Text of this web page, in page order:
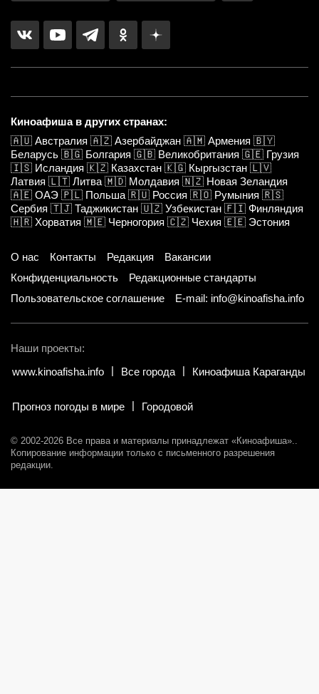
Киноафиша в других странах:
🇦🇺 Австралия 🇦🇿 Азербайджан 🇦🇲 Армения 🇧🇾
Беларусь 🇧🇬 Болгария 🇬🇧 Великобритания 🇬🇪 Грузия
🇮🇸 Исландия 🇰🇿 Казахстан 🇰🇬 Кыргызстан 🇱🇻
Латвия 🇱🇹 Литва 🇲🇩 Молдавия 🇳🇿 Новая Зеландия
🇦🇪 ОАЭ 🇵🇱 Польша 🇷🇺 Россия 🇷🇴 Румыния 🇷🇸
Сербия 🇹🇯 Таджикистан 🇺🇿 Узбекистан 🇫🇮 Финляндия
🇭🇷 Хорватия 🇲🇪 Черногория 🇨🇿 Чехия 🇪🇪 Эстония
О нас Контакты Редакция
Вакансии
Конфиденциальность
Редакционные стандарты
Пользовательское соглашение
E-mail: info@kinoafisha.info
Наши проекты:
www.kinoafisha.info
Все города Киноафиша Караганды
Прогноз погоды в мире Городовой
© 2002-2026 Все права и материалы принадлежат «Киноафиша».
Копирование информации только с письменного разрешения
редакции.